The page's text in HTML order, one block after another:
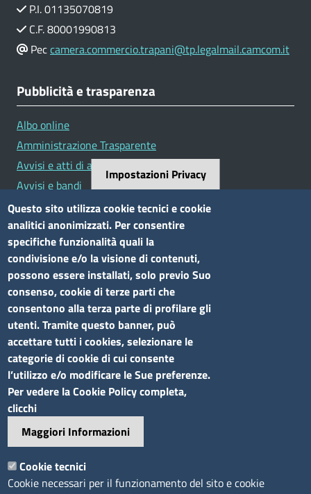
P.I. 01135070819
C.F. 80001990813
Peccamera.commercio.trapani@tp.legalmail.camcom.it
Pubblicità e trasparenza
Albo online
Amministrazione Trasparente
Avvisi e atti di altre Amministrazioni
Avvisi e bandi
Bandi di concorso
Siti tematici
Elenco siti tematici
Seguici su
Sito web
Accesso riservato
Mappa del sito
Footer
Feed RSS
Impostazioni Privacy
Questo sito utilizza cookie tecnici e cookie
analitici anonimizzati. Per consentire
specifiche funzionalità quali la
condivisione e/o la visione di contenuti,
possono essere installati, solo previo Suo
consenso, cookie di terze parti che
consentono alla terza parte di profilare gli
utenti. Tramite questo banner, può
accettare tutti i cookies, selezionare le
categorie di cookie di cui consente
l’utilizzo e/o modificare le Sue preferenze.
Per vedere la Cookie Policy completa,
clicchi
Maggiori Informazioni
Cookie tecnici
Cookie necessari per il funzionamento del sito e cookie